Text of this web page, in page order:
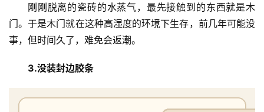
刚刚脱离的瓷砖的水蒸气，最先接触到的东西就是木
门。于是木门就在这种高湿度的环境下生存，前几年可能没
事，但时间久了，难免会返潮。
3.没装封边胶条